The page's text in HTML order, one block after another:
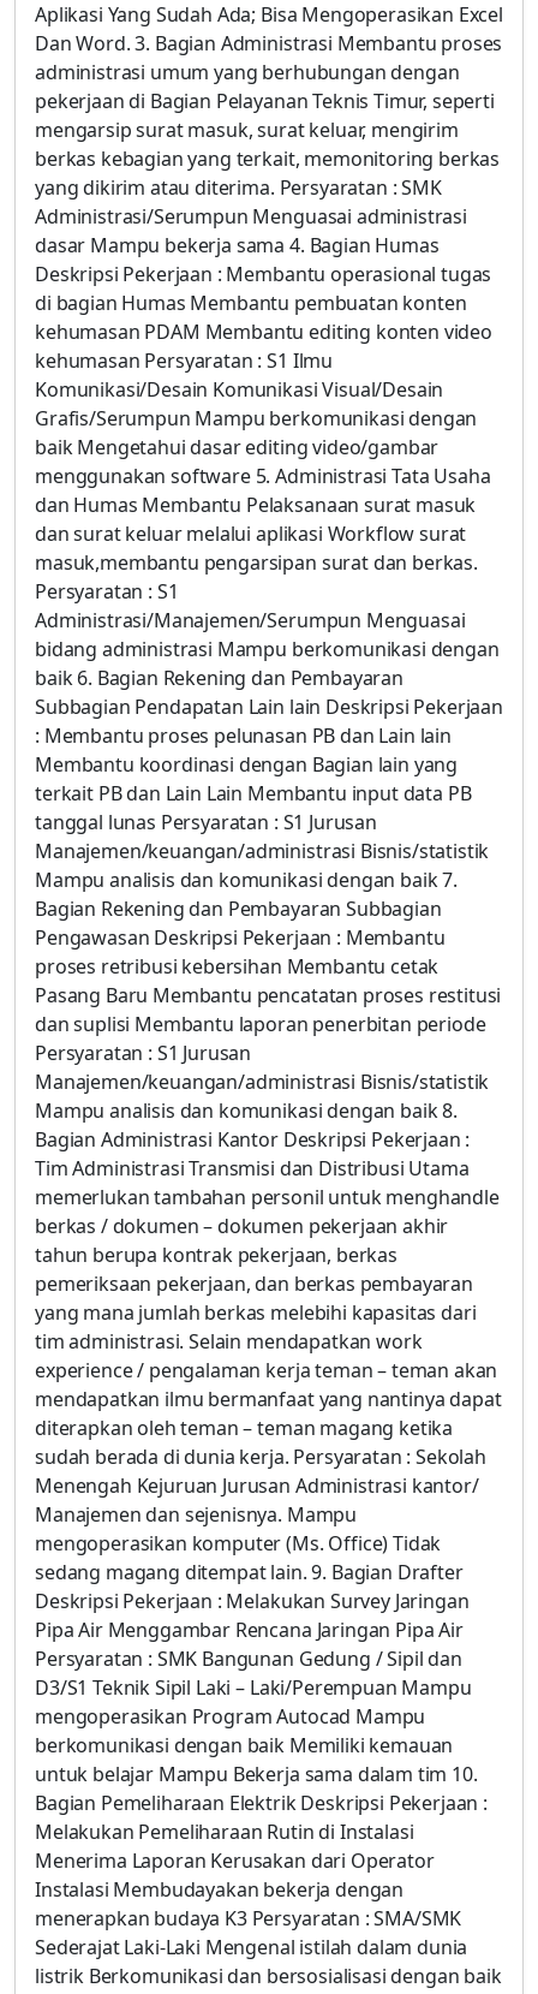
Aplikasi Yang Sudah Ada; Bisa Mengoperasikan Excel
Dan Word. 3. Bagian Administrasi Membantu proses
administrasi umum yang berhubungan dengan
pekerjaan di Bagian Pelayanan Teknis Timur, seperti
mengarsip surat masuk, surat keluar, mengirim
berkas kebagian yang terkait, memonitoring berkas
yang dikirim atau diterima. Persyaratan : SMK
Administrasi/Serumpun Menguasai administrasi
dasar Mampu bekerja sama 4. Bagian Humas
Deskripsi Pekerjaan : Membantu operasional tugas
di bagian Humas Membantu pembuatan konten
kehumasan PDAM Membantu editing konten video
kehumasan Persyaratan : S1 Ilmu
Komunikasi/Desain Komunikasi Visual/Desain
Grafis/Serumpun Mampu berkomunikasi dengan
baik Mengetahui dasar editing video/gambar
menggunakan software 5. Administrasi Tata Usaha
dan Humas Membantu Pelaksanaan surat masuk
dan surat keluar melalui aplikasi Workflow surat
masuk,membantu pengarsipan surat dan berkas.
Persyaratan : S1
Administrasi/Manajemen/Serumpun Menguasai
bidang administrasi Mampu berkomunikasi dengan
baik 6. Bagian Rekening dan Pembayaran
Subbagian Pendapatan Lain lain Deskripsi Pekerjaan
: Membantu proses pelunasan PB dan Lain lain
Membantu koordinasi dengan Bagian lain yang
terkait PB dan Lain Lain Membantu input data PB
tanggal lunas Persyaratan : S1 Jurusan
Manajemen/keuangan/administrasi Bisnis/statistik
Mampu analisis dan komunikasi dengan baik 7.
Bagian Rekening dan Pembayaran Subbagian
Pengawasan Deskripsi Pekerjaan : Membantu
proses retribusi kebersihan Membantu cetak
Pasang Baru Membantu pencatatan proses restitusi
dan suplisi Membantu laporan penerbitan periode
Persyaratan : S1 Jurusan
Manajemen/keuangan/administrasi Bisnis/statistik
Mampu analisis dan komunikasi dengan baik 8.
Bagian Administrasi Kantor Deskripsi Pekerjaan :
Tim Administrasi Transmisi dan Distribusi Utama
memerlukan tambahan personil untuk menghandle
berkas / dokumen – dokumen pekerjaan akhir
tahun berupa kontrak pekerjaan, berkas
pemeriksaan pekerjaan, dan berkas pembayaran
yang mana jumlah berkas melebihi kapasitas dari
tim administrasi. Selain mendapatkan work
experience / pengalaman kerja teman – teman akan
mendapatkan ilmu bermanfaat yang nantinya dapat
diterapkan oleh teman – teman magang ketika
sudah berada di dunia kerja. Persyaratan : Sekolah
Menengah Kejuruan Jurusan Administrasi kantor/
Manajemen dan sejenisnya. Mampu
mengoperasikan komputer (Ms. Office) Tidak
sedang magang ditempat lain. 9. Bagian Drafter
Deskripsi Pekerjaan : Melakukan Survey Jaringan
Pipa Air Menggambar Rencana Jaringan Pipa Air
Persyaratan : SMK Bangunan Gedung / Sipil dan
D3/S1 Teknik Sipil Laki – Laki/Perempuan Mampu
mengoperasikan Program Autocad Mampu
berkomunikasi dengan baik Memiliki kemauan
untuk belajar Mampu Bekerja sama dalam tim 10.
Bagian Pemeliharaan Elektrik Deskripsi Pekerjaan :
Melakukan Pemeliharaan Rutin di Instalasi
Menerima Laporan Kerusakan dari Operator
Instalasi Membudayakan bekerja dengan
menerapkan budaya K3 Persyaratan : SMA/SMK
Sederajat Laki-Laki Mengenal istilah dalam dunia
listrik Berkomunikasi dan bersosialisasi dengan baik